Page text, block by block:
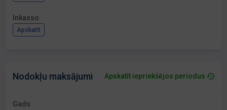
Inkasso
Apskatīt
Nodokļu maksājumi Apskatīt iepriekšējos periodus
Gads